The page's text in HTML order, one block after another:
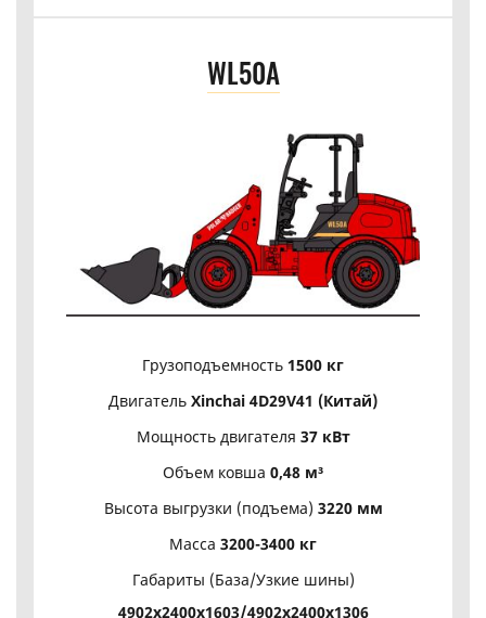
WL50A
Грузоподъемность 1500 кг
Двигатель Xinchai 4D29V41 (Китай)
Мощность двигателя 37 кВт
Объем ковша 0,48 м³
Высота выгрузки (подъема) 3220 мм
Масса 3200-3400 кг
Габариты (База/Узкие шины)
4902х2400х1603/4902х2400х1306